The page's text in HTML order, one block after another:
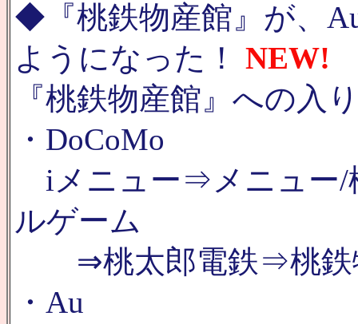
◆『桃鉄物産館』が、
ようになった！
NEW!
『桃鉄物産館』への入
・DoCoMo
iメニュー⇒メニュー
ルゲーム
⇒桃太郎電鉄⇒桃鉄
・Au